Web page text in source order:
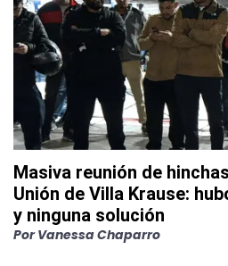
Masiva reunión de
Unión de Villa Krause:
y ninguna solución
Por Vanessa Chaparro